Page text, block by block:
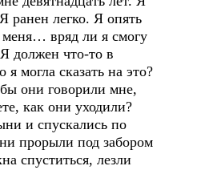
легко. Я опять
вряд ли я смогу
должен что-то в
могла сказать на это?
они говорили мне,
как они уходили?
и спускались по
прорыли под забором
спуститься, лезли